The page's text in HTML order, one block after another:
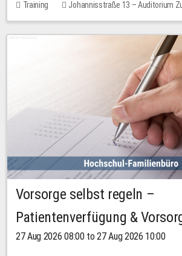
Training
Johannisstraße 13 – Auditorium
11 places
Vorsorge selbst regeln –
Patientenverfügung &
27 Aug 2026 08:00 to 27 Aug 2026 10:00